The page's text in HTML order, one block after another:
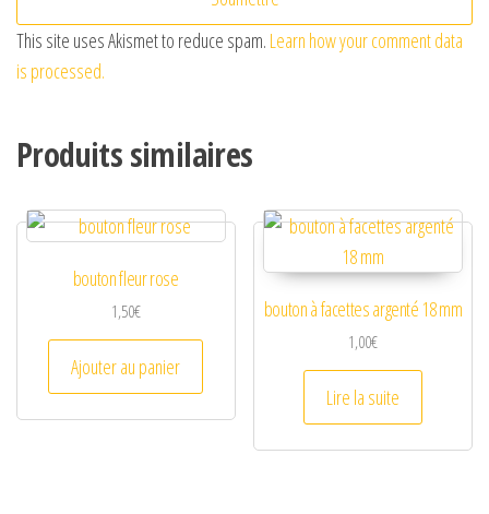
This site uses Akismet to reduce spam. Learn how your comment data
is processed.
Produits similaires
bouton fleur rose
1,50€
Ajouter au panier
bouton à facettes argenté 18 mm
1,00€
Lire la suite